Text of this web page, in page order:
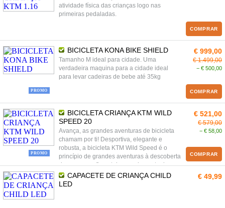
colinas no conforto da sua bicicleta e ao seu
ritmo.
atividade física das crianças logo nas
primeiras pedaladas.
COMPRAR
PROMO
BICICLETA KONA BIKE SHIELD
Tamanho M ideal para cidade. Uma
verdadeira maquina para a cidade ideal
para levar cadeiras de bebe até 35kg
€ 999,00
€ 1.499,00
− € 500,00
COMPRAR
PROMO
BICICLETA CRIANÇA KTM WILD
SPEED 20
Avança, as grandes aventuras de bicicleta
chamam por ti! Desportiva, elegante e
robusta, a bicicleta KTM Wild Speed é o
princípio de grandes aventuras à descoberta
de percursos florestais num desporto de ar
livre saudável!
€ 521,00
€ 579,00
− € 58,00
COMPRAR
CAPACETE DE CRIANÇA CHILD
LED
€ 49,99